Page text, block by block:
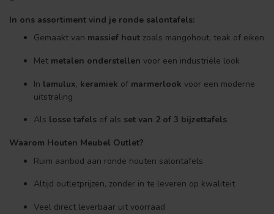
In ons assortiment vind je ronde salontafels:
Gemaakt van massief hout zoals mangohout, teak of eiken
Met metalen onderstellen voor een industriële look
In lamulux, keramiek of marmerlook voor een moderne
uitstraling
Als losse tafels of als set van 2 of 3 bijzettafels
Waarom Houten Meubel Outlet?
Ruim aanbod aan ronde houten salontafels
Altijd outletprijzen, zonder in te leveren op kwaliteit
Veel direct leverbaar uit voorraad